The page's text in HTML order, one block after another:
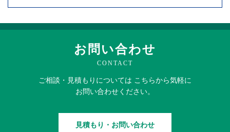
お問い合わせ
CONTACT
ご相談・見積もりについては こちらから気軽に
お問い合わせください。
見積もり・お問い合わせ